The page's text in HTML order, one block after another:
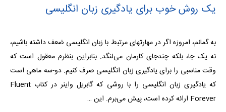
یک روش خوب برای یادگیری زبان انگلیسی
به گمانم، امروزه اگر در مهارتهای مرتبط با زبان انگلیسی ضعف داشته باشیم،
نه یک جا، بلکه چندجای کارمان می‌لنگد. بنابراین بنظرم معقول است که
وقت مناسبی را برای یادگیری زبان انگلیسی صرف کنیم. دو-سه ماهی است
که یادگیری زبان انگلیسی را با روشی که گابریل واینر در کتاب Fluent
Forever ارائه کرده است، پیش می‌برم. این …